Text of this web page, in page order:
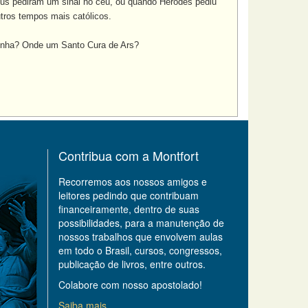
tempos mais católicos.
Onde um Santo Cura de Ars?
Contribua com a Montfort
Recorremos aos nossos amigos e
leitores pedindo que contribuam
financeiramente, dentro de suas
possibilidades, para a manutenção de
nossos trabalhos que envolvem aulas
em todo o Brasil, cursos, congressos,
publicação de livros, entre outros.
Colabore com nosso apostolado!
Saiba mais